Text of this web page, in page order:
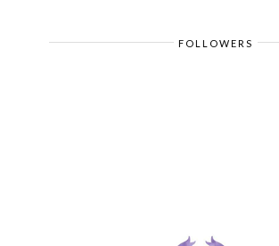
FOLLOWERS